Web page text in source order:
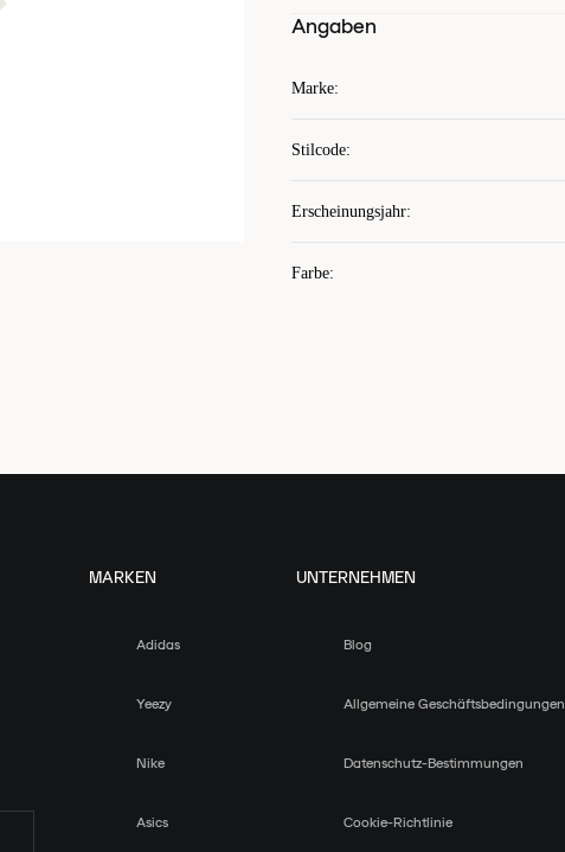
Angaben
Marke:
Stilcode:
Erscheinungsjahr:
Farbe:
MARKEN
Adidas
Yeezy
Nike
Asics
UNTERNEHMEN
Blog
Allgemeine Geschäftsbedingungen
Datenschutz-Bestimmungen
Cookie-Richtlinie